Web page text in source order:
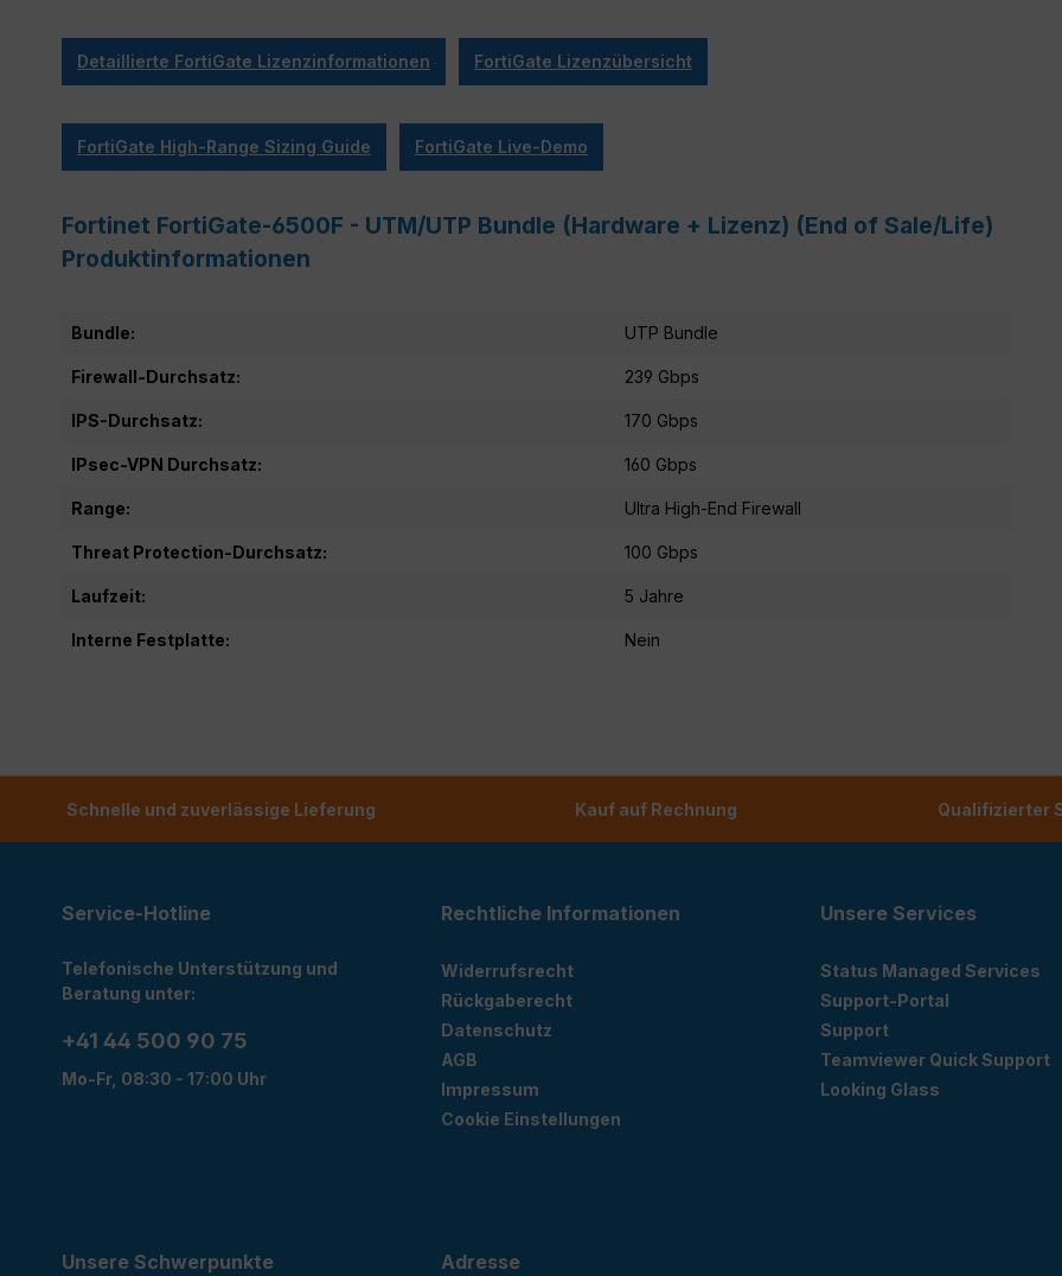
Detaillierte FortiGate Lizenzinformationen FortiGate Lizenzübersicht
FortiGate High-Range Sizing Guide FortiGate Live-Demo
Fortinet FortiGate-6500F - UTM/UTP Bundle (Hardware + Lizenz) (End of Sale/Life)
Produktinformationen
Bundle: UTP Bundle
Firewall-Durchsatz: 239 Gbps
IPS-Durchsatz: 170 Gbps
IPsec-VPN Durchsatz: 160 Gbps
Range: Ultra High-End Firewall
Threat Protection-Durchsatz: 100 Gbps
Laufzeit: 5 Jahre
Interne Festplatte: Nein
Schnelle und zuverlässige Lieferung Kauf auf Rechnung Qualifizierter
Service-Hotline
Telefonische Unterstützung und
Beratung unter:
+41 44 500 90 75
Mo-Fr, 08:30 - 17:00 Uhr
Rechtliche Informationen
Widerrufsrecht
Rückgaberecht
Datenschutz
AGB
Impressum
Cookie Einstellungen
Unsere Services
Status Managed Services
Support-Portal
Support
Teamviewer Quick Support
Looking Glass
Unsere Schwerpunkte Adresse